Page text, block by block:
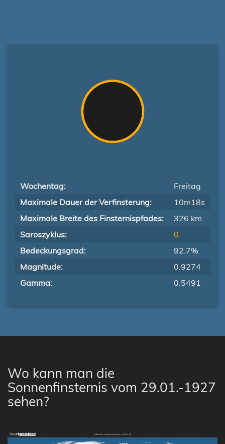
Wochentag:
Freitag
Maximale Dauer der Verfinsterung:
10m18s
Maximale Breite des Finsternispfades:
326 km
Saroszyklus:
0
Bedeckungsgrad:
92.7%
Magnitude:
0.9274
Gamma:
0.5491
Wo kann man die
Sonnenfinsternis vom 29.01.-1927
sehen?